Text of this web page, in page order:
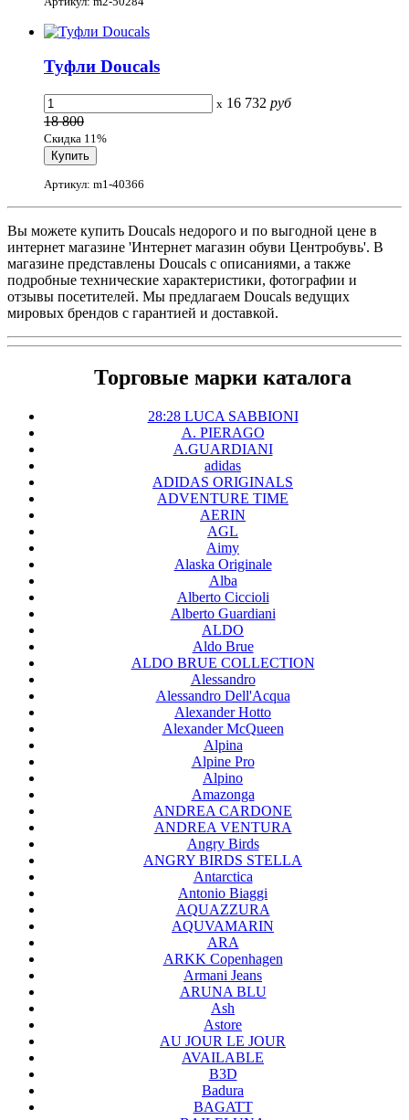
Туфли Doucals
x 16 732 руб
18 800
Скидка 11%
Артикул: m1-40366
Вы можете купить Doucals недорого и по выгодной цене в
интернет магазине 'Интернет магазин обуви Центробувь'. В
магазине представлены Doucals с описаниями, а также
подробные технические характеристики, фотографии и
отзывы посетителей. Мы предлагаем Doucals ведущих
мировых брендов с гарантией и доставкой.
Торговые марки каталога
28:28 LUCA SABBIONI
A. PIERAGO
A.GUARDIANI
adidas
ADIDAS ORIGINALS
ADVENTURE TIME
AERIN
AGL
Aimy
Alaska Originale
Alba
Alberto Ciccioli
Alberto Guardiani
ALDO
Aldo Brue
ALDO BRUE COLLECTION
Alessandro
Alessandro Dell'Acqua
Alexander Hotto
Alexander McQueen
Alpina
Alpine Pro
Alpino
Amazonga
ANDREA CARDONE
ANDREA VENTURA
Angry Birds
ANGRY BIRDS STELLA
Antarctica
Antonio Biaggi
AQUAZZURA
AQUVAMARIN
ARA
ARKK Copenhagen
Armani Jeans
ARUNA BLU
Ash
Astore
AU JOUR LE JOUR
AVAILABLE
B3D
Badura
BAGATT